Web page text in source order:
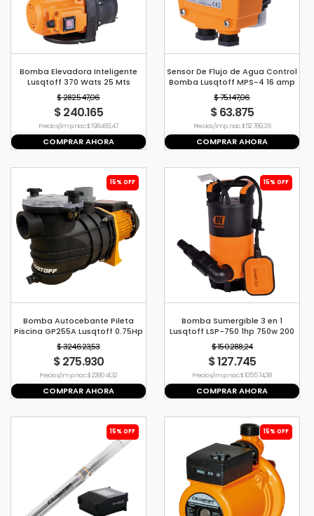
Bomba Elevadora Inteligente
Lusqtoff 370 Wats 25 Mts
LQSMARTER25
$ 282.547,06
$ 240.165
Precio s/imp. nac. $ 198.483,47
COMPRAR AHORA
Sensor De Flujo de Agua Control
Bomba Lusqtoff MPS-4 16 amp
10 Bar
$ 75.147,06
$ 63.875
Precio s/imp. nac. $ 52.789,26
COMPRAR AHORA
15% OFF
Bomba Autocebante Pileta
Piscina GP255A Lusqtoff 0.75Hp
$ 324.623,53
$ 275.930
Precio s/imp. nac. $ 228.041,32
COMPRAR AHORA
15% OFF
Bomba Sumergible 3 en 1
Lusqtoff LSP-750 1hp 750w 200
L/min
$ 150.288,24
$ 127.745
Precio s/imp. nac. $ 105.574,38
COMPRAR AHORA
15% OFF 15% OFF